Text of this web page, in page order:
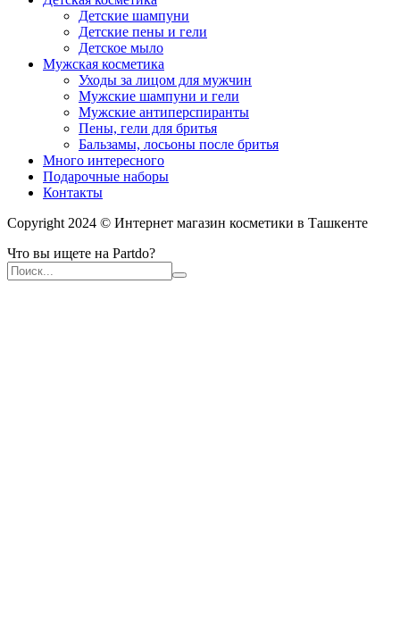
Детские шампуни
Детские пены и гели
Детское мыло
Мужская косметика
Уходы за лицом для мужчин
Мужские шампуни и гели
Мужские антиперспиранты
Пены, гели для бритья
Бальзамы, лосьоны после бритья
Много интересного
Подарочные наборы
Контакты
Copyright 2024 © Интернет магазин косметики в Ташкенте
Что вы ищете на Partdo?